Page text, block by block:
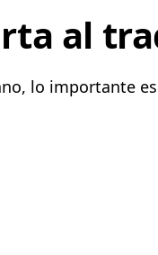
al
lo importante